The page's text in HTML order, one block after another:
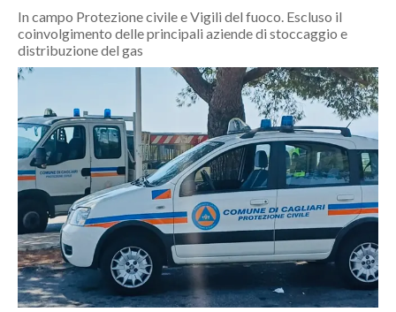
CRONACA
ITALIA
POLITICA
ECONOMIA
SERVIZI ALLE IMPRESE
LAVORO
BANDI
In campo Protezione civile e Vigili del fuoco. Escluso il
coinvolgimento delle principali aziende di stoccaggio e
distribuzione del gas